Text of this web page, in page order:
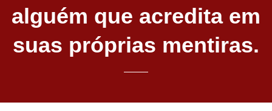
alguém que acredita em
suas próprias mentiras.